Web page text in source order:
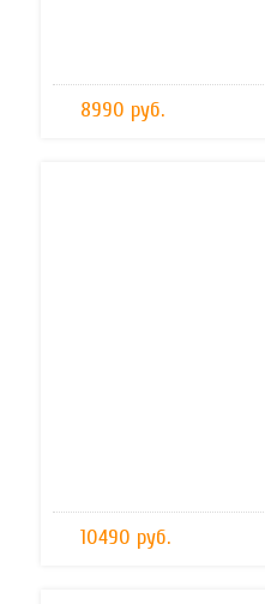
8990 руб.
10490 руб.